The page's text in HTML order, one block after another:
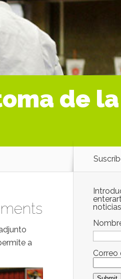
de la
a
Correo